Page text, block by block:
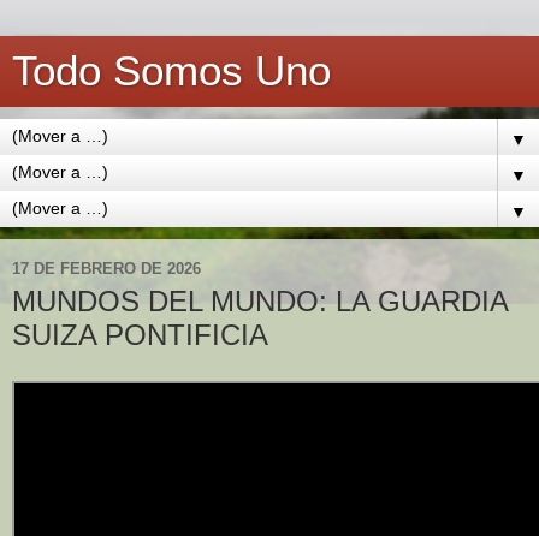
Todo Somos Uno
▼
▼
▼
17 DE FEBRERO DE 2026
MUNDOS DEL MUNDO: LA GUARDIA
SUIZA PONTIFICIA